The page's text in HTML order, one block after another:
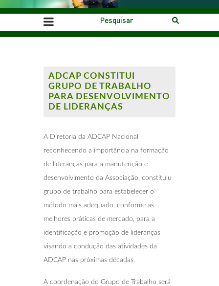
ADCAP CONSTITUI
GRUPO DE TRABALHO
PARA DESENVOLVIMENTO
DE LIDERANÇAS
A Diretoria da ADCAP Nacional
reconhecendo a importância na formação
de lideranças para a manutenção e
desenvolvimento da Associação, constituiu
grupo de trabalho para estabelecer o
método mais adequado, conforme as
melhores práticas de mercado, para a
identificação e promoção de lideranças
visando a condução das atividades da
ADCAP nas próximas décadas.
A coordenação do Grupo de Trabalho será